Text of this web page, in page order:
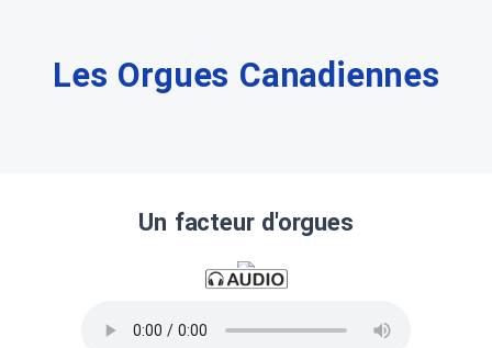
Les Orgues Canadiennes
Un facteur d'orgues